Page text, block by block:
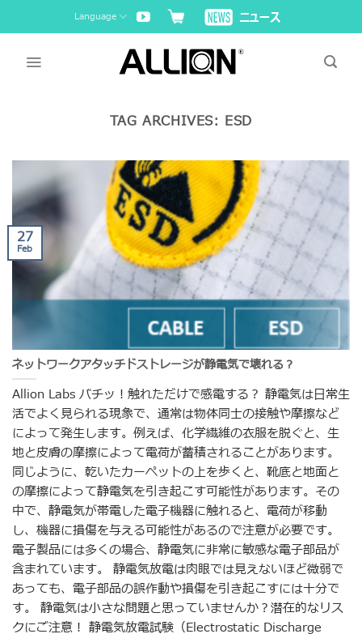
to
Language
TAG ARCHIVES: ESD
ネットワークアタッチドストレージが静電気で壊れる？
Allion Labs バチッ！触れただけで感電する？ 静電気は日常生
活でよく見られる現象で、通常は物体同士の接触や摩擦など
によって発生します。例えば、化学繊維の衣服を脱ぐと、生
地と皮膚の摩擦によって電荷が蓄積されることがあります。
同じように、乾いたカーペットの上を歩くと、靴底と地面と
の摩擦によって静電気を引き起こす可能性があります。その
中で、静電気が帯電した電子機器に触れると、電荷が移動
し、機器に損傷を与える可能性があるので注意が必要です。
電子製品には多くの場合、静電気に非常に敏感な電子部品が
含まれています。 静電気放電は肉眼では見えないほど微弱で
あっても、電子部品の誤作動や損傷を引き起こすには十分で
す。 静電気は小さな問題と思っていませんか？潜在的なリス
クにご注意！ 静電気放電試験（Electrostatic Discharge
27
Feb